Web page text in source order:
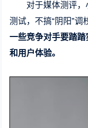
对于媒体测评
测试，不搞“阴阳”
一些竞争对手要踏
和用户体验。